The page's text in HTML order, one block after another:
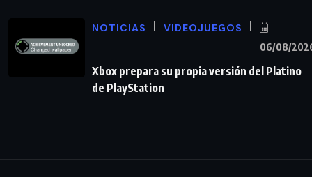
NOTICIAS VIDEOJUEGOS
06/08/
Xbox prepara su propia versión del Platino
de PlayStation